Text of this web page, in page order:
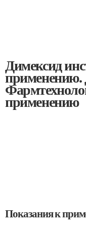
Димексид
применению.
применению
Показания к